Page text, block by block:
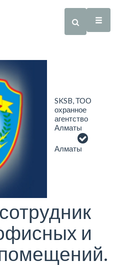
SKSB, ТОО
охранное
агентство
Алматы
Алматы
и